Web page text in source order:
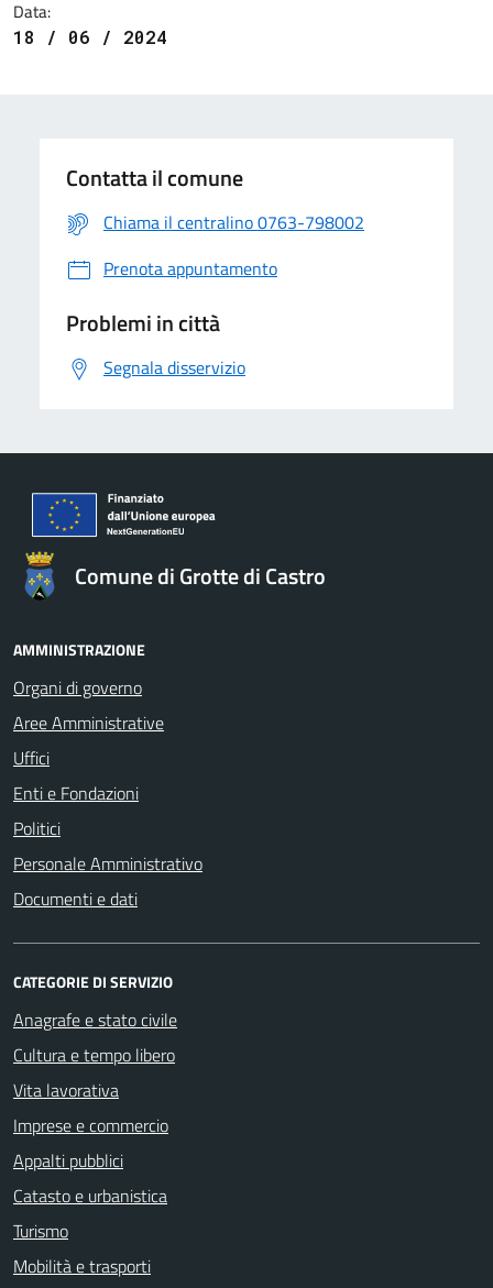
Data:
18 / 06 / 2024
Contatta il comune
Chiama il centralino 0763-798002
Prenota appuntamento
Problemi in città
Segnala disservizio
Comune di Grotte di Castro
AMMINISTRAZIONE
Organi di governo
Aree Amministrative
Uffici
Enti e Fondazioni
Politici
Personale Amministrativo
Documenti e dati
CATEGORIE DI SERVIZIO
Anagrafe e stato civile
Cultura e tempo libero
Vita lavorativa
Imprese e commercio
Appalti pubblici
Catasto e urbanistica
Turismo
Mobilità e trasporti